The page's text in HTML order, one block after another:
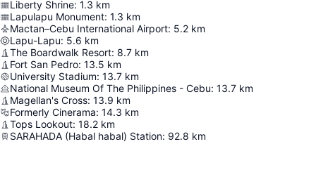
Liberty Shrine: 1.3 km
Lapulapu Monument: 1.3 km
Mactan–Cebu International Airport: 5.2 km
Lapu-Lapu: 5.6 km
The Boardwalk Resort: 8.7 km
Fort San Pedro: 13.5 km
University Stadium: 13.7 km
National Museum Of The Philippines - Cebu: 13.7 km
Magellan's Cross: 13.9 km
Formerly Cinerama: 14.3 km
Tops Lookout: 18.2 km
SARAHADA (Habal habal) Station: 92.8 km